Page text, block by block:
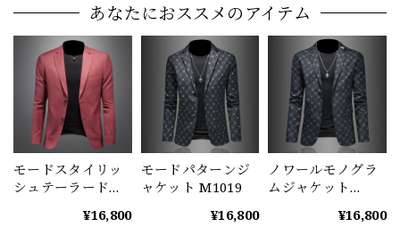
あなたにおススメのアイテム
モードスタイリッ
シュテーラードジ
（2color） M0974
¥16,800
モードパターンジ
ャケット M1019
¥16,800
ノワールモノグラ
ムジャケット
¥16,800